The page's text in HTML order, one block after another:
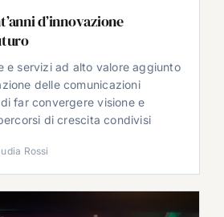
d’innovazione
e servizi ad alto valore aggiunto
delle comunicazioni
far convergere visione e
di crescita condivisi
Rossi